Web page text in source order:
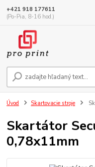
+421 918 177611
(Po-Pia, 8-16 hod.)
Úvod Skartovacie stroje
Skartátor
0,78x11mm